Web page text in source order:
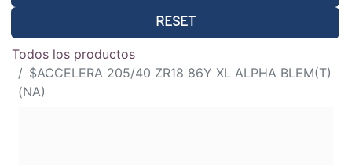
RESET
Todos los productos
$ACCELERA 205/40 ZR18 86Y XL ALPHA BLEM(T)
(NA)